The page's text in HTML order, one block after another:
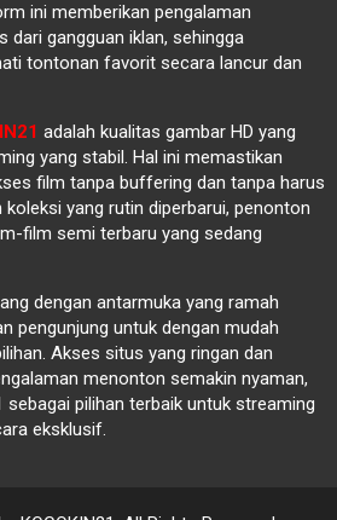
ini memberikan pengalaman
dari gangguan iklan, sehingga
tontonan favorit secara lancur dan
adalah kualitas gambar HD yang
yang stabil. Hal ini memastikan
film tanpa buffering dan tanpa harus
koleksi yang rutin diperbarui, penonton
film semi terbaru yang sedang
dengan antarmuka yang ramah
pengunjung untuk dengan mudah
Akses situs yang ringan dan
menonton semakin nyaman,
sebagai pilihan terbaik untuk streaming
eksklusif.